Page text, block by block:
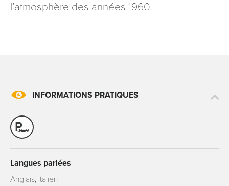
l’atmosphère des années 1960.
INFORMATIONS PRATIQUES
Langues parlées
Anglais, italien